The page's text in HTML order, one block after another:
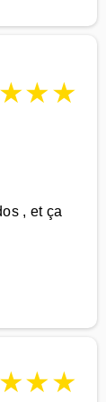
★★★
, et ça
★★★